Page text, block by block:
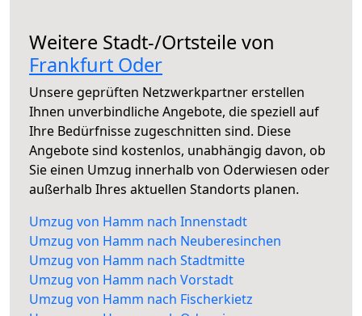
Weitere Stadt-/Ortsteile von
Frankfurt Oder
Unsere geprüften Netzwerkpartner erstellen
Ihnen unverbindliche Angebote, die speziell auf
Ihre Bedürfnisse zugeschnitten sind. Diese
Angebote sind kostenlos, unabhängig davon, ob
Sie einen Umzug innerhalb von Oderwiesen oder
außerhalb Ihres aktuellen Standorts planen.
Umzug von Hamm nach Innenstadt
Umzug von Hamm nach Neuberesinchen
Umzug von Hamm nach Stadtmitte
Umzug von Hamm nach Vorstadt
Umzug von Hamm nach Fischerkietz